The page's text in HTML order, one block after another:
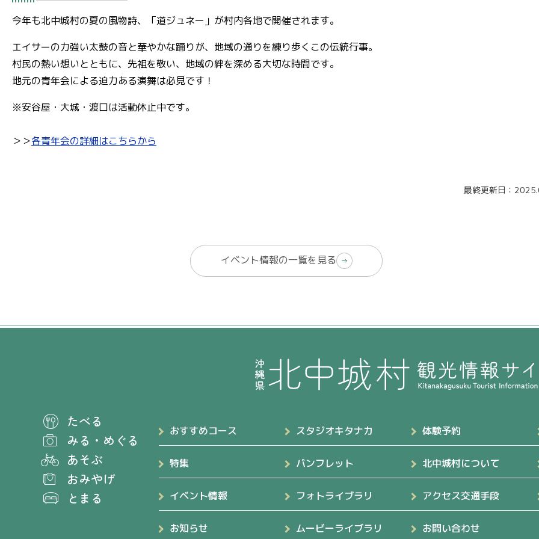
今年も北中城村の夏の風物詩、「道ジュネー」が村内各地で開催されます。
エイサーの力強い太鼓の音と華やかな踊りが、地域の通りを練り歩くこの伝統行事。
村民の熱い想いとともに、先祖を敬い、地域の絆を深める大切な時間です。
地元の青年会による迫力ある演舞は必見です！
※安谷屋・大城・渡口は活動休止中です。
＞＞各青年会の詳細はこちらから
最終更新日：
イベント情報の一覧を見る
たべる
みる ・ めぐる
あそぶ
おみやげ
とまる
おすすめコース
特集
イベント情報
お知らせ
スタジオキタナカ
パンフレット
フォトライブラリ
ムービーライブラリ
体験予約
北中城村について
アクセス交通手段
お問い合わせ